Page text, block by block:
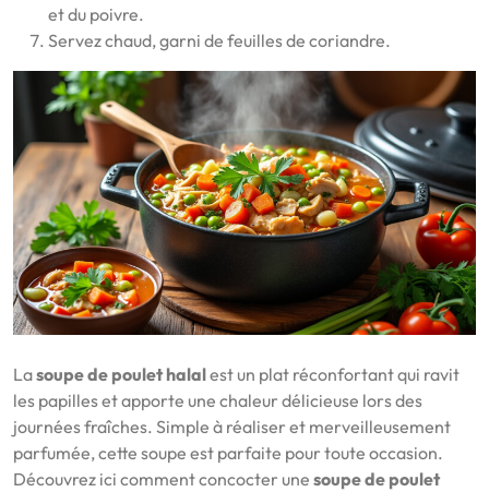
et du poivre.
Servez chaud, garni de feuilles de coriandre.
Lasoupe de poulet halalest un plat réconfortant qui ravit
les papilles et apporte une chaleur délicieuse lors des
journées fraîches. Simple à réaliser et merveilleusement
parfumée, cette soupe est parfaite pour toute occasion.
Découvrez ici comment concocter une soupe de poulet